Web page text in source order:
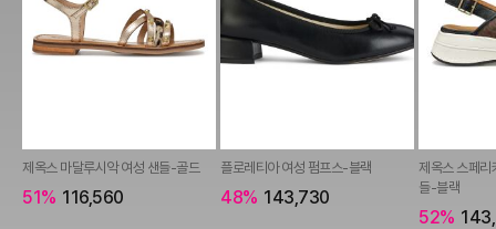
제옥스 마달루시악 여성 샌들-골드
51% 116,560
플로레티아 여성 펌프스-블랙
48% 143,730
제옥스 스페
들-블랙
52%